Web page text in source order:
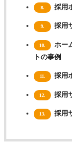
8. 採用
9. 採用
10.
ホー
トの事例
11. 採用
12. 採用
13. 採用